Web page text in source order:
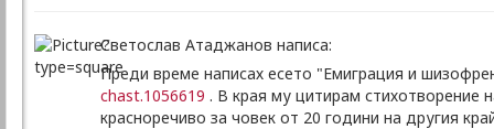
Светослав Атаджанов написа:
Преди време написах есето "Емиграция и
chast.1056619 . В края му цитирам стихотворение
красноречиво за човек от 20 години на другия